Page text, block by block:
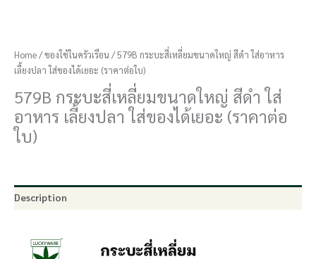
Home/ของใช้ในครัวเรือน/ 579B กระบะสี่เหลี่ยมขนาดใหญ่ สีดำ ใส่อาหาร
เลี้ยงปลา ใส่ของได้เยอะ (ราคาต่อใบ)
579B กระบะสี่เหลี่ยมขนาดใหญ่ สีดำ ใส่
อาหาร เลี้ยงปลา ใส่ของได้เยอะ (ราคาต่อ
ใบ)
Description